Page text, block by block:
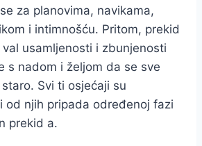
za planovima, navikama,
i intimnošću. Pritom, prekid
usamljenosti i zbunjenosti
s nadom i željom da se sve
Svi ti osjećaji su
od njih pripada određenoj fazi
prekid a.